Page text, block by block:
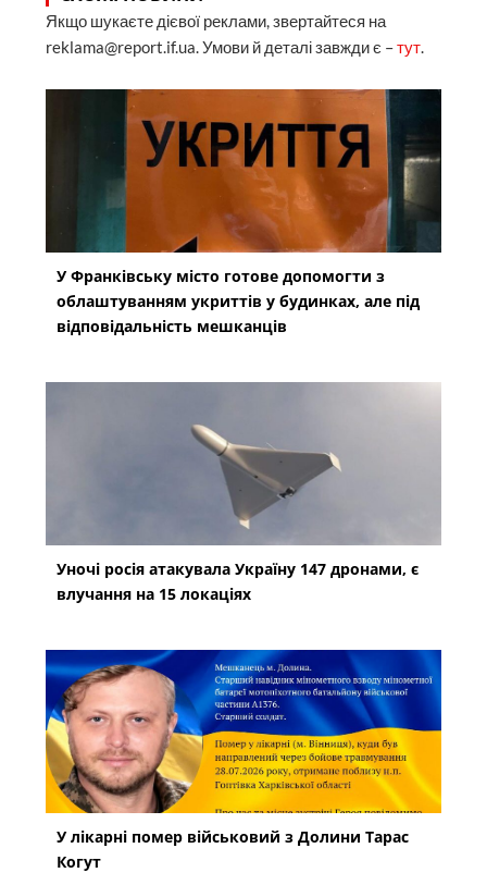
Якщо шукаєте дієвої реклами, звертайтеся на
reklama@report.if.ua. Умови й деталі завжди є –тут.
У Франківську місто готове допомогти з
облаштуванням укриттів у будинках, але під
відповідальність мешканців
Уночі росія атакувала Україну 147 дронами, є
влучання на 15 локаціях
У лікарні помер військовий з Долини Тарас
Когут